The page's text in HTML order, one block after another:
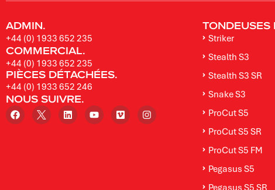
ADMIN.
+44 (0) 1933 652 235
COMMERCIAL.
+44 (0) 1933 652 235
PIÈCES DÉTACHÉES.
+44 (0) 1933 652 246
NOUS SUIVRE.
TONDEUSES
Striker
Stealth S3
Stealth S3 SR
Snake S3
ProCut S5
ProCut S5 SR
ProCut S5 FM
Pegasus S5
Pegasus S5 SR